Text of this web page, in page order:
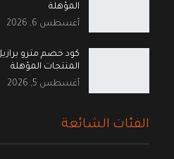
المؤهلة
أغسطس 6, 2026
المنتجات المؤهلة
أغسطس 5, 2026
الفئات الشائعة